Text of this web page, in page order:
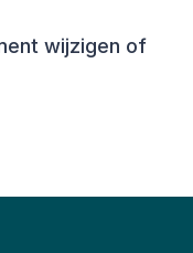
wijzigen of